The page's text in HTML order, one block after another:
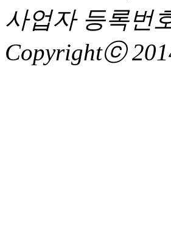
사업자 등록번
Copyrightⓒ